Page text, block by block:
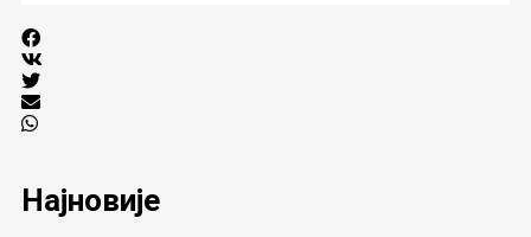
Најновије